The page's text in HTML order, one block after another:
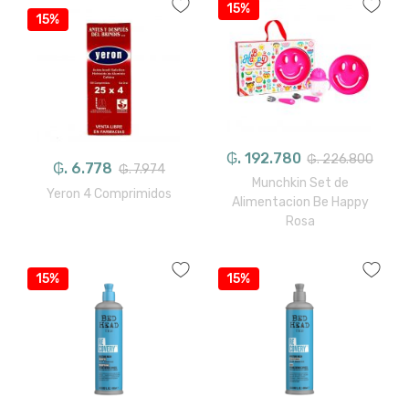
15%
₲. 6.778 ₲. 7.974
Yeron 4 Comprimidos
15%
₲. 192.780 ₲. 226.800
Munchkin Set de
Alimentacion Be Happy
Rosa
15% 15%